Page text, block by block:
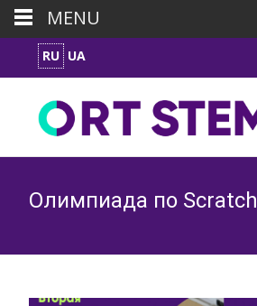
RU UA
Олимпиада по Scratch
MENU